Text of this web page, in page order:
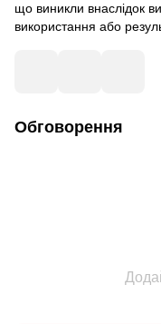
що виникли внаслідок
використання або
Обговорення